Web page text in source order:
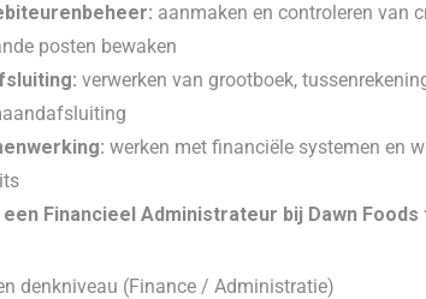
aanmaken en controleren van
posten bewaken
verwerken van grootboek,
werken met financiële systemen en
Financieel Administrateur bij Dawn Foods
denkniveau (Finance / Administratie)